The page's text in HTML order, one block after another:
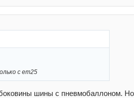
с ет25
шины с пневмобаллоном.